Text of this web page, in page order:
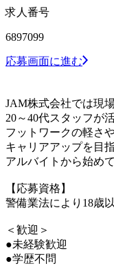
求人番号
6897099
応募画面に進む
JAM株式会社では現
20～40代スタッフが
フットワークの軽さ
キャリアアップを目
アルバイトから始め
【応募資格】
警備業法により18歳
＜歓迎＞
●未経験歓迎
●学歴不問